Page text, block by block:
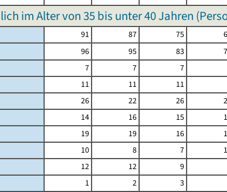
im Alter von 35 bis unter 40 Jahren
91 87 75
96 95 83
7 7 7
11 11 11
26 22 26
14 16 15
19 19 16
10 8 7
12 12 9
1 2 3